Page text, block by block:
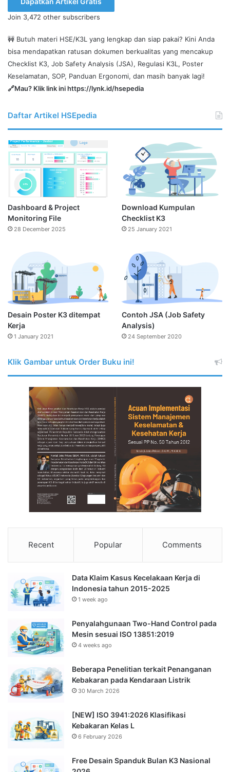
Anda
disini
Join 3,472 other subscribers
🚧 Butuh materi HSE/K3L yang lengkap dan siap pakai? Kini Anda
bisa mendapatkan ratusan dokumen berkualitas yang mencakup
Checklist K3, Job Safety Analysis (JSA), Regulasi K3L, Poster
Keselamatan, SOP, Panduan Ergonomi, dan masih banyak lagi!
🔗Mau? Klik link inihttps://lynk.id/hsepedia
Daftar Artikel HSEpedia
Dashboard & Project
Monitoring File
28 December 2025
Download Kumpulan
Checklist K3
25 January 2021
Desain Poster K3 ditempat
Kerja
1 January 2021
Contoh JSA (Job Safety
Analysis)
24 September 2020
Klik Gambar untuk Order Buku ini!
Recent Popular Comments
Data Klaim Kasus Kecelakaan Kerja di
Indonesia tahun 2015-2025
1 week ago
Penyalahgunaan Two-Hand Control pada
Mesin sesuai ISO 13851:2019
4 weeks ago
Beberapa Penelitian terkait Penanganan
Kebakaran pada Kendaraan Listrik
30 March 2026
[NEW] ISO 3941:2026 Klasifikasi
Kebakaran Kelas L
6 February 2026
Free Desain Spanduk Bulan K3 Nasional